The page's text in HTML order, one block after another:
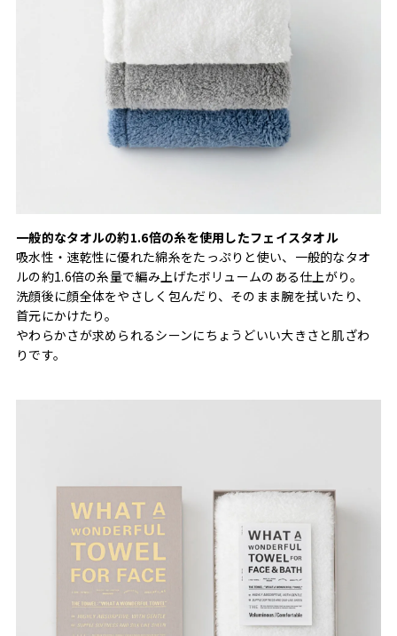
一般的なタオルの約1.6倍の糸を使用したフェイスタオル
吸水性・速乾性に優れた綿糸をたっぷりと使い、一般的なタオ
ルの約1.6倍の糸量で編み上げたボリュームのある仕上がり。
洗顔後に顔全体をやさしく包んだり、そのまま腕を拭いたり、
首元にかけたり。
やわらかさが求められるシーンにちょうどいい大きさと肌ざわ
りです。